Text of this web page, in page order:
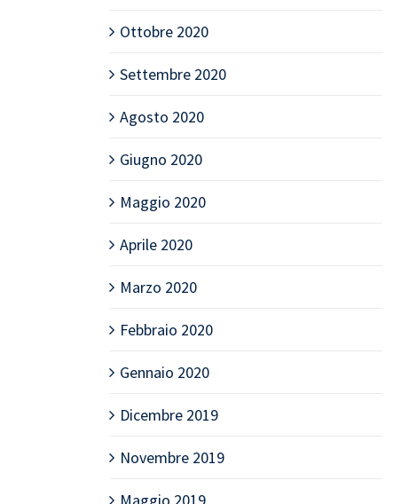
Ottobre 2020
Settembre 2020
Agosto 2020
Giugno 2020
Maggio 2020
Aprile 2020
Marzo 2020
Febbraio 2020
Gennaio 2020
Dicembre 2019
Novembre 2019
Maggio 2019